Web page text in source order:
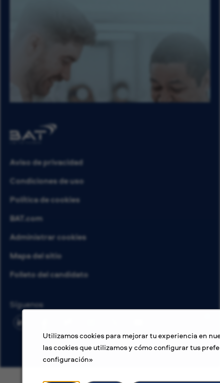
Utilizamos cookies para mejorar tu experiencia en
las cookies que utilizamos y cómo configurar tus
configuración»
Aviso de privacidad
Condiciones de uso
Política de cookies
BAT.com
Administrar cookies
Mapa del sitio
Folleto del candidato
Síguenos